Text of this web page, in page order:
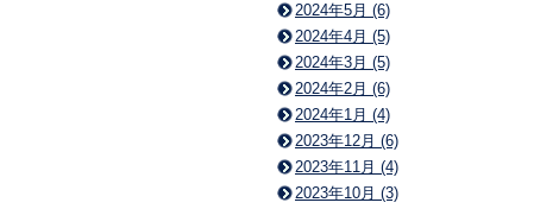
2024年5月 (6)
2024年4月 (5)
2024年3月 (5)
2024年2月 (6)
2024年1月 (4)
2023年12月 (6)
2023年11月 (4)
2023年10月 (3)